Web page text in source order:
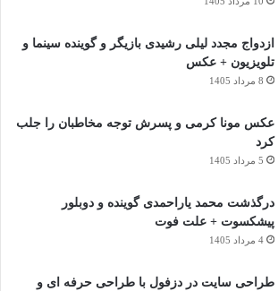
ازدواج مجدد لیلی رشیدی بازیگر و گوینده سینما و
تلویزیون + عکس
8 مرداد 1405
عکس مونا کرمی و پسرش توجه مخاطبان را جلب
کرد
5 مرداد 1405
درگذشت محمد یاراحمدی گوینده و دوبلور
پیشکسوت + علت فوت
4 مرداد 1405
طراحی سایت در دزفول با طراحی حرفه‌ ای و